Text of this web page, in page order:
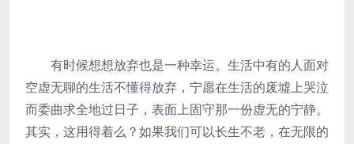
有时候想想放弃也是一种幸运。生活中有的人面对
空虚无聊的生活不懂得放弃，宁愿在生活的废墟上哭泣
而委曲求全地过日子，表面上固守那一份虚无的宁静。
其实，这用得着么？如果我们可以长生不老，在无限的